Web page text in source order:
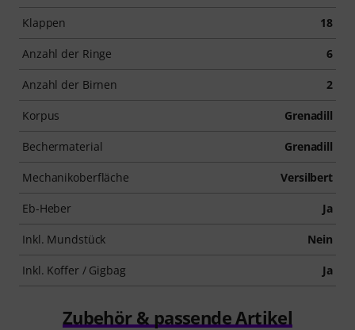
Klappen 18
Anzahl der Ringe 6
Anzahl der Birnen 2
Korpus Grenadill
Bechermaterial Grenadill
Mechanikoberfläche Versilbert
Eb-Heber Ja
Inkl. Mundstück Nein
Inkl. Koffer / Gigbag Ja
Zubehör & passende Artikel